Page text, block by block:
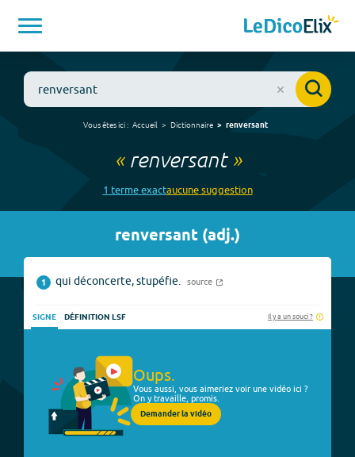
Vous êtes ici : Accueil Dictionnaire renversant
« renversant»
1 termeexactaucunesuggestion
renversant (adj.)
1 qui déconcerte, stupéfie. source
SIGNE DÉFINITION LSF Il y a un souci ?
Oups.
Vous aussi, vous aimeriez voir une vidéo ici ?
On y travaille, promis.
Demander la vidéo